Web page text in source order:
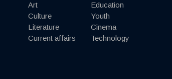
Art
Culture
Literature
Current affairs
Education
Youth
Cinema
Technology